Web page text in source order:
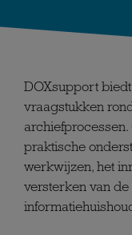
DOXsupport
vraagstukken
praktische
werkwijzen, het
versterken van